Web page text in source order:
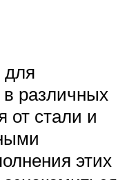
для
в различных
от стали и
этих